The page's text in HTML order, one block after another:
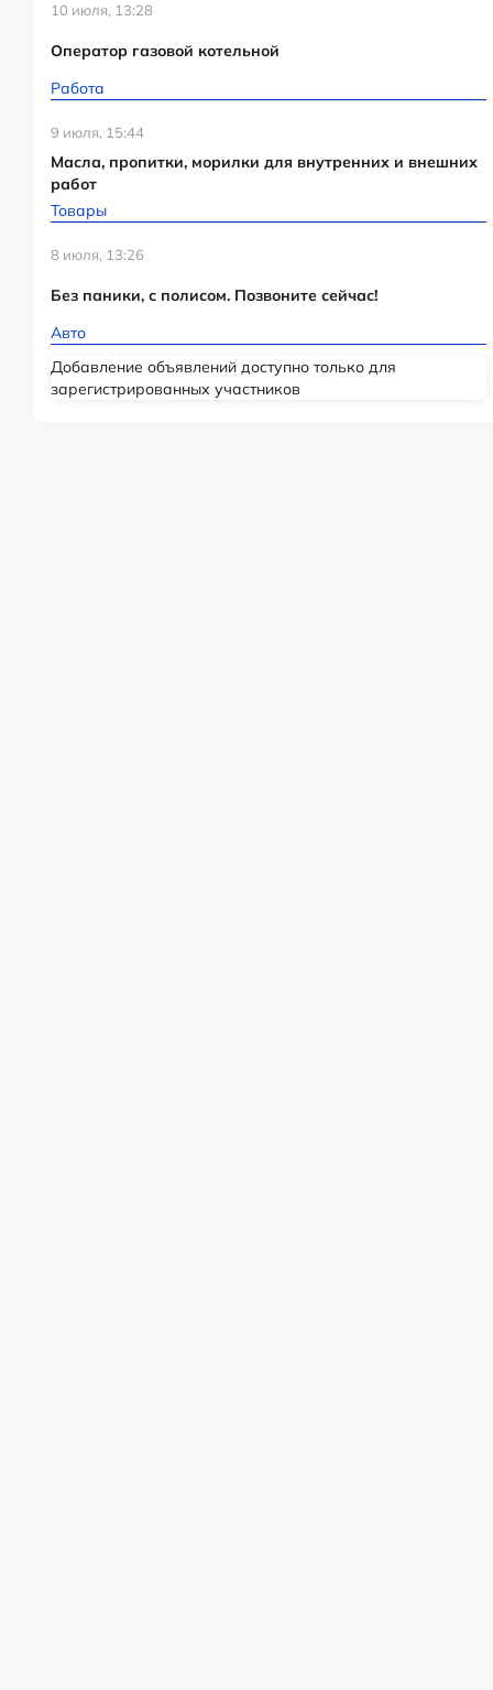
10 июля, 13:28
Оператор газовой котельной
Работа
9 июля, 15:44
Масла, пропитки, морилки для внутренних и внешних
работ
Товары
8 июля, 13:26
Без паники, с полисом. Позвоните сейчас!
Авто
Добавление объявлений доступно только для
зарегистрированных участников